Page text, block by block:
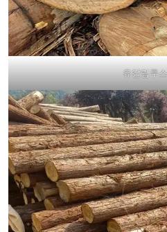
유칼립투